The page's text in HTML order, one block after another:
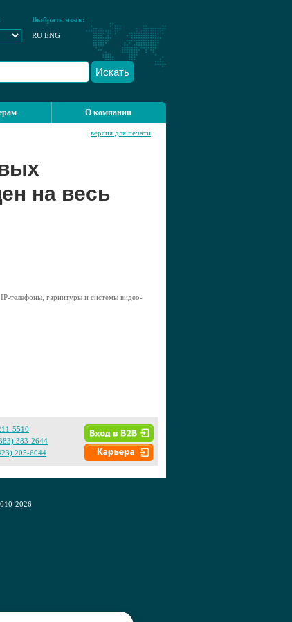
Выбрать язык:
RU ENG
Искать
О компании
версия для печати
на весь
телефоны, гарнитуры и системы видео-
5510
383-2644
205-6044
2026